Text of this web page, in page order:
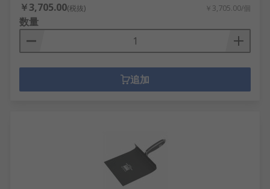
￥3,705.00(税抜) ￥3,705.00/個
数量
追加